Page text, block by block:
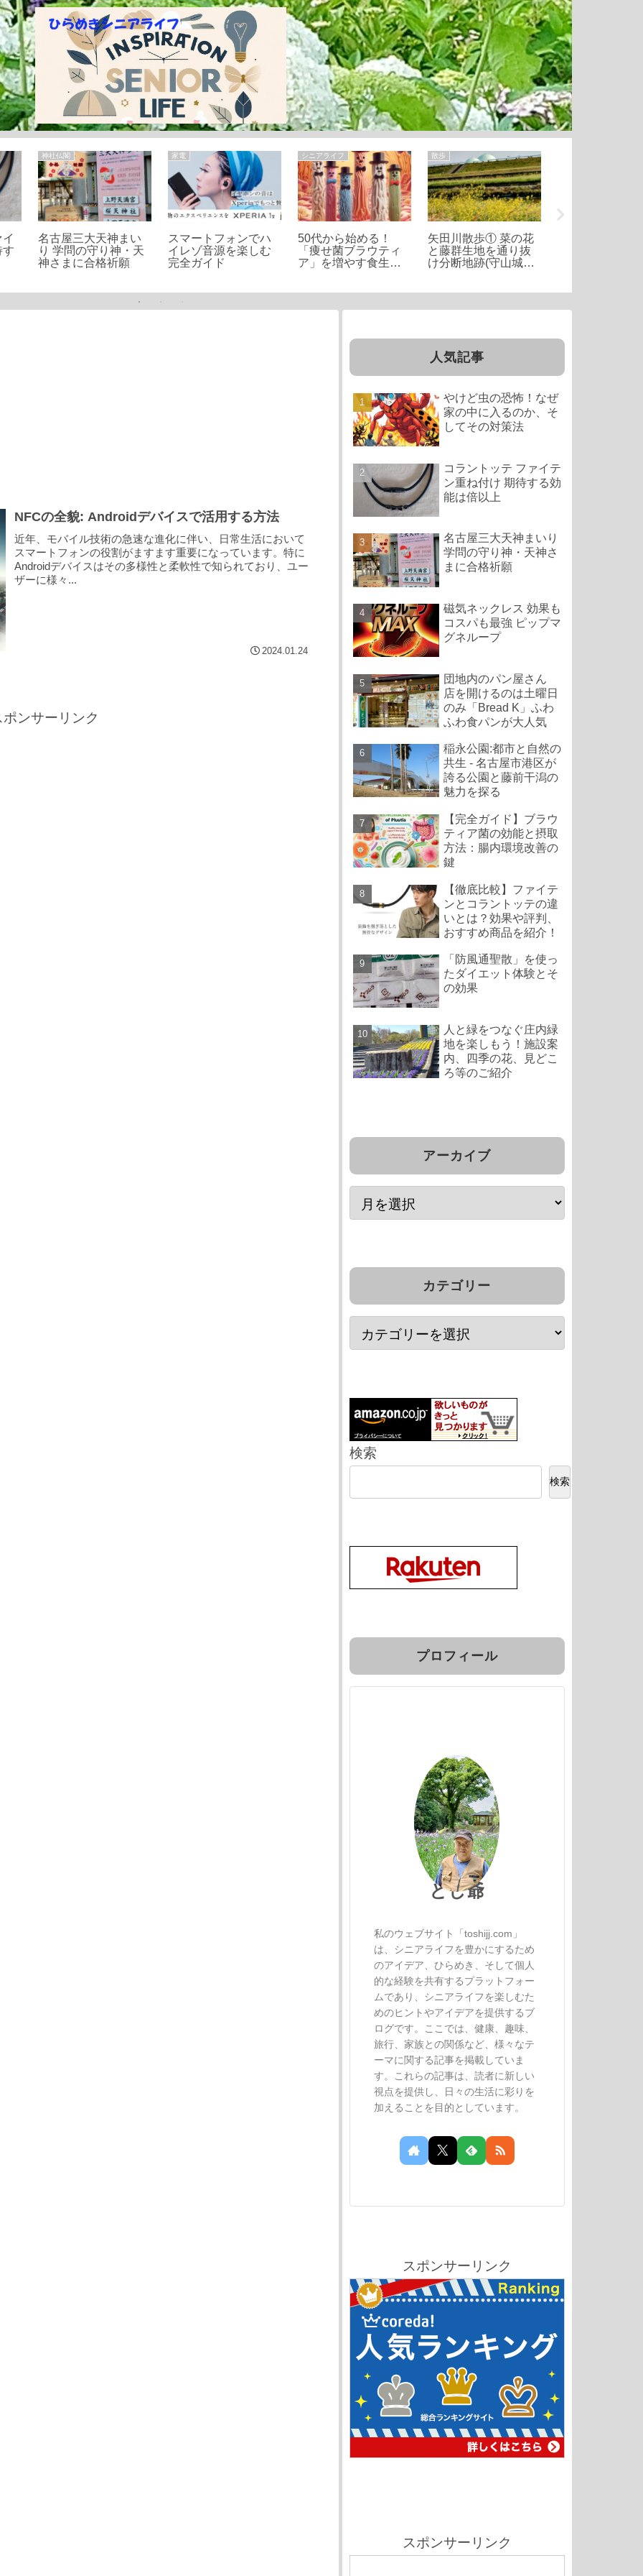
す
神社仏閣
名古屋三大天神まい
り 学問の守り神・天
神さまに合格祈願
家電
スマートフォンでハ
イレゾ音源を楽しむ
完全ガイド
シニアライフ
50代から始める！
「痩せ菌ブラウティ
ア」を増やす食生活
散歩
矢田川散歩① 菜の花
と藤群生地を通り抜
け分断地跡(守山城跡
NFCの全貌: Androidデバイスで活用する方法
近年、モバイル技術の急速な進化に伴い、日常生活において
スマートフォンの役割がますます重要になっています。特に
Androidデバイスはその多様性と柔軟性で知られており、ユー
ザーに様々...
2024.01.24
ポンサーリンク
人気記事
やけど虫の恐怖！なぜ
家の中に入るのか、そ
してその対策法
コラントッテ ファイテ
ン重ね付け 期待する効
能は倍以上
名古屋三大天神まいり
学問の守り神・天神さ
まに合格祈願
磁気ネックレス 効果も
コスパも最強 ピップマ
グネループ
団地内のパン屋さん
店を開けるのは土曜日
のみ「Bread K」ふわ
ふわ食パンが大人気
稲永公園:都市と自然の
共生 - 名古屋市港区が
誇る公園と藤前干潟の
魅力を探る
【完全ガイド】ブラウ
ティア菌の効能と摂取
方法：腸内環境改善の
鍵
【徹底比較】ファイテ
ンとコラントッテの違
いとは？効果や評判、
おすすめ商品を紹介！
「防風通聖散」を使っ
たダイエット体験とそ
の効果
人と緑をつなぐ庄内緑
地を楽しもう！施設案
内、四季の花、見どこ
ろ等のご紹介
アーカイブ
カテゴリー
検索
検索
プロフィール
とし爺
私のウェブサイト「toshijj.com」
は、シニアライフを豊かにするため
のアイデア、ひらめき、そして個人
的な経験を共有するプラットフォー
ムであり、シニアライフを楽しむた
めのヒントやアイデアを提供するブ
ログです。ここでは、健康、趣味、
旅行、家族との関係など、様々なテ
ーマに関する記事を掲載していま
す。これらの記事は、読者に新しい
視点を提供し、日々の生活に彩りを
加えることを目的としています。
スポンサーリンク
スポンサーリンク